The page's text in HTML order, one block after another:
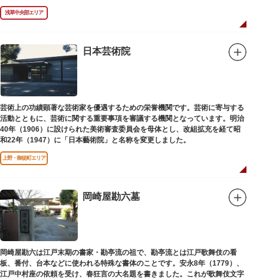
醸し出しています。
浅草中央部エリア
日本芸術院
芸術上の功績顕著な芸術家を優遇するための栄誉機関です。芸術に寄与する
活動とともに、芸術に関する重要事項を審議する機関となっています。明治
40年（1906）に設けられた美術審査委員会を母体とし、改組拡充を経て昭
和22年（1947）に「日本藝術院」と名称を変更しました。
上野・御徒町エリア
岡崎屋勘六墓
岡崎屋勘六は江戸末期の書家・勘亭流の祖で、勘亭流とは江戸歌舞伎の看
板、番付、台本などに使われる特殊な書体のことです。安永8年（1779）、
江戸中村座の依頼を受け、春狂言の大名題を書きました。これが歌舞伎文字